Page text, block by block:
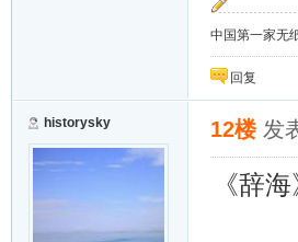
中国第一家无
回复
historysky 12楼 发
《辞